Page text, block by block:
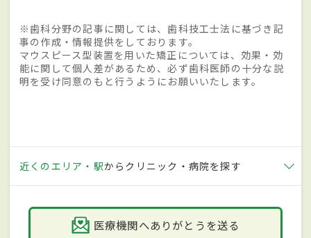
※歯科分野の記事に関しては、歯科技工士法に基づき記
事の作成・情報提供をしております。
マウスピース型装置を用いた矯正については、効果・効
能に関して個人差があるため、必ず歯科医師の十分な説
明を受け同意のもと行うようにお願いいたします。
近くのエリア・駅からクリニック・病院を探す
医療機関へありがとうを送る